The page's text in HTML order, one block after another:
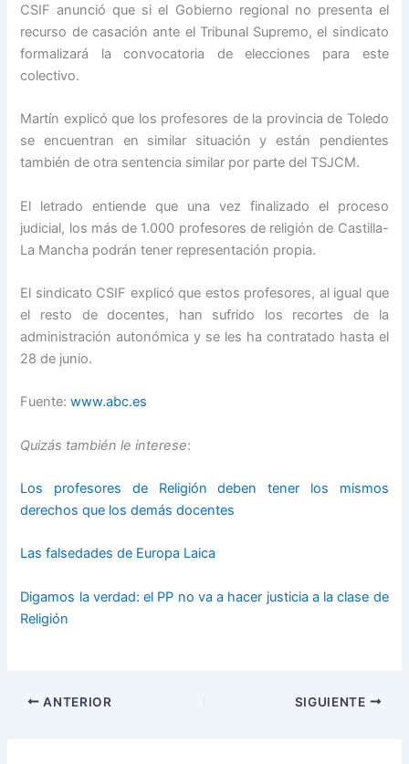
CSIF anunció que si el Gobierno regional no presenta el
recurso de casación ante el Tribunal Supremo, el sindicato
formalizará la convocatoria de elecciones para este
colectivo.
Martín explicó que los profesores de la provincia de Toledo
se encuentran en similar situación y están pendientes
también de otra sentencia similar por parte del TSJCM.
El letrado entiende que una vez finalizado el proceso
judicial, los más de 1.000 profesores de religión de Castilla-
La Mancha podrán tener representación propia.
El sindicato CSIF explicó que estos profesores, al igual que
el resto de docentes, han sufrido los recortes de la
administración autonómica y se les ha contratado hasta el
28 de junio.
Fuente:www.abc.es
Quizás también le interese:
Los profesores de Religión deben tener los mismos
derechos que los demás docentes
Las falsedades de Europa Laica
Digamos la verdad: el PP no va a hacer justicia a la clase de
Religión
ANTERIOR SIGUIENTE